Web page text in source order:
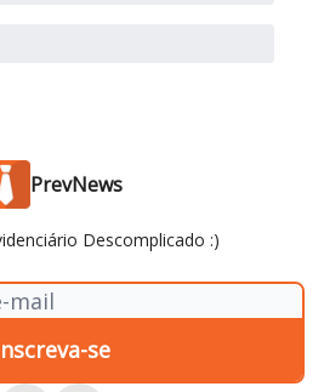
PrevNews
Descomplicado :)